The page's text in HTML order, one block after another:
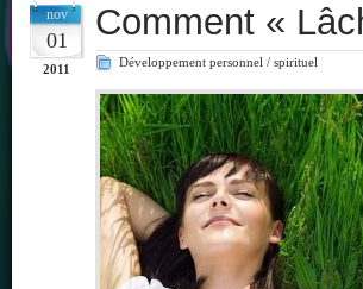
nov
01
2011
Comment «
Développement personnel / spirituel